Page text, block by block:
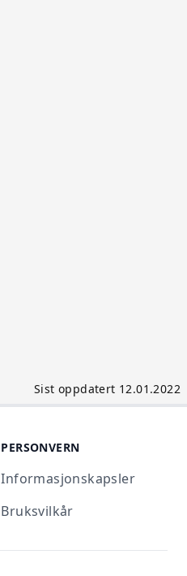
Sist oppdatert 12.01.2022
PERSONVERN
Informasjonskapsler
Bruksvilkår